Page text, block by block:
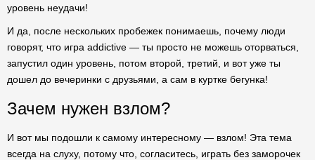
уровень неудачи!
И да, после нескольких пробежек понимаешь, почему люди
говорят, что игра addictive — ты просто не можешь оторваться,
запустил один уровень, потом второй, третий, и вот уже ты
дошел до вечеринки с друзьями, а сам в куртке бегунка!
Зачем нужен взлом?
И вот мы подошли к самому интересному — взлом! Эта тема
всегда на слуху, потому что, согласитесь, играть без заморочек